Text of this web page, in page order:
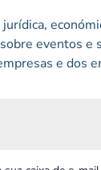
eventos
e dos